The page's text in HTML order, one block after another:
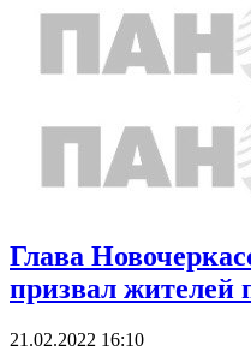
Глава
призвал жителей
21.02.2022 16:10